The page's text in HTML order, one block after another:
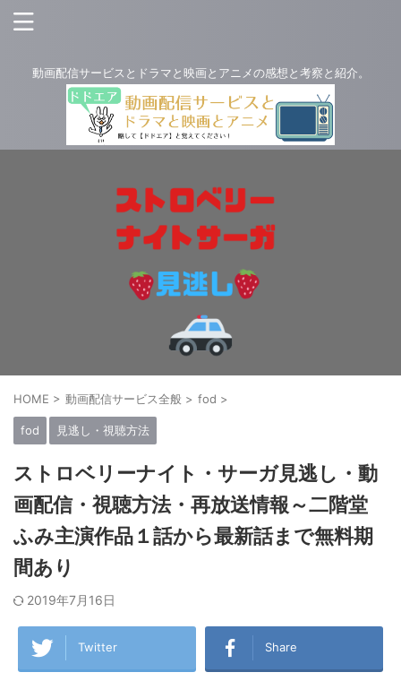
動画配信サービスとドラマと映画とアニメの感想と考察と紹介。
HOME > 動画配信サービス全般 > fod >
fod 見逃し・視聴方法
ストロベリーナイト・サーガ見逃し・動
画配信・視聴方法・再放送情報～二階堂
ふみ主演作品１話から最新話まで無料期
間あり
2019年7月16日
Twitter Share